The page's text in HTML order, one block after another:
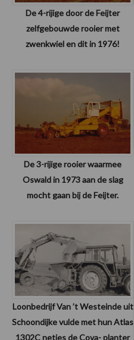
De 4-rijige door de Feijter
zelfgebouwde rooier met
zwenkwiel en dit in 1976!
De 3-rijige rooier waarmee
Oswald in 1973 aan de slag
mocht gaan bij de Feijter.
Loonbedrijf Van ’t Westeinde uit
Schoondijke vulde met hun Atlas
1302C netjes de Cova- planter